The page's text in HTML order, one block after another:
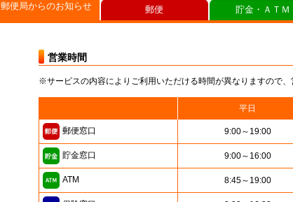
郵便局からのお知らせ
営業時間
※サービスの内容によりご利用いただける時間が異なりますので
平日
郵便窓口 9:00～19:00
貯金窓口 9:00～16:00
ATM 8:45～19:00
郵便 貯金・ＡＴＭ